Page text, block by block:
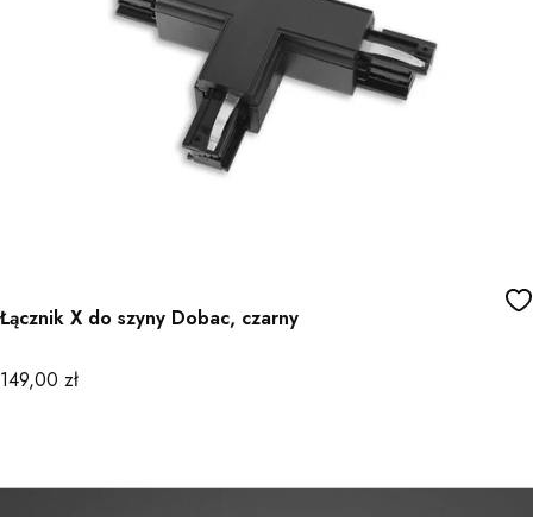
Łącznik X do szyny Dobac, czarny
Cena
149,00 zł